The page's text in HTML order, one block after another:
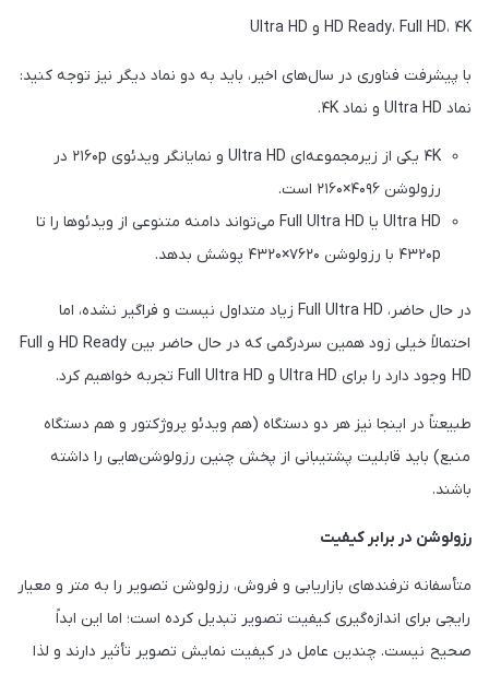
HD Ready، Full HD، ۴K و Ultra HD
با پیشرفت فناوری در سال‌های اخیر، باید به دو نماد دیگر نیز توجه کنید:
نماد Ultra HD و نماد ۴K.
۴K یکی از زیرمجموعه‌ای Ultra HD و نمایانگر ویدئوی ۲۱۶۰p در
رزولوشن ۴۰۹۶×۲۱۶۰ است.
Ultra HD یا Full Ultra HD می‌تواند دامنه متنوعی از ویدئوها را تا
۴۳۲۰p با رزولوشن ۷۶۲۰×۴۳۲۰ پوشش بدهد.
در حال حاضر، Full Ultra HD زیاد متداول نیست و فراگیر نشده، اما
احتمالاً خیلی زود همین سردرگمی که در حال حاضر بین HD Ready و Full
HD وجود دارد را برای Ultra HD و Full Ultra HD تجربه خواهیم کرد.
طبیعتاً در اینجا نیز هر دو دستگاه (هم ویدئو پروژکتور و هم دستگاه
منبع) باید قابلیت پشتیبانی از پخش چنین رزولوشن‌هایی را داشته
باشند.
رزولوشن در برابر کیفیت
متأسفانه ترفندهای بازاریابی و فروش، رزولوشن تصویر را به متر و معیار
رایجی برای اندازه‌گیری کیفیت تصویر تبدیل کرده است؛ اما این ابداً
صحیح نیست. چندین عامل در کیفیت نمایش تصویر تأثیر دارند و لذا